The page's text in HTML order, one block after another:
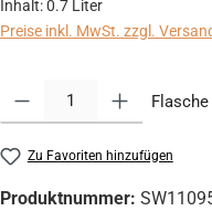
Inhalt:0.7 Liter
Preise inkl. MwSt. zzgl.
Produkt Anzahl: Gib den
Zu Favoriten hinzufügen
Produktnummer: